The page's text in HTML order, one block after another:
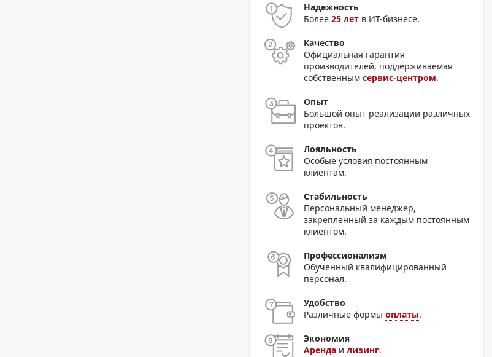
Надежность
Более25 лет в ИТ-бизнесе.
Качество
Официальная гарантия
производителей, поддерживаемая
собственнымсервис-центром.
Опыт
Большой опыт реализации различных
проектов.
Лояльность
Особые условия постоянным
клиентам.
Стабильность
Персональный менеджер,
закрепленный за каждым постоянным
клиентом.
Профессионализм
Обученный квалифицированный
персонал.
Удобство
Различные формыоплаты.
Экономия
Аренда илизинг.